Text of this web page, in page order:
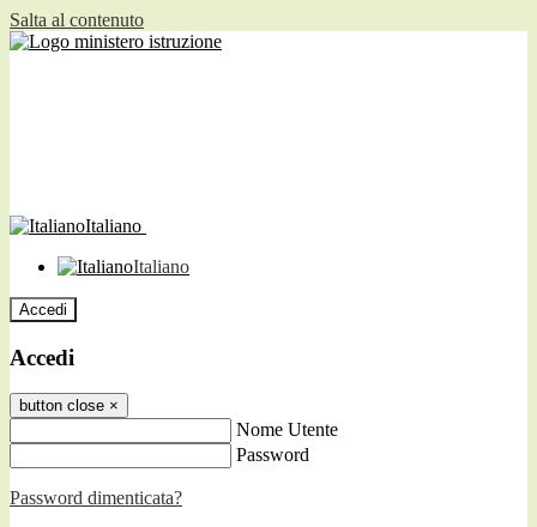
Salta al contenuto
Italiano
Italiano
Accedi
Accedi
button close ×
Nome Utente
Password
Password dimenticata?